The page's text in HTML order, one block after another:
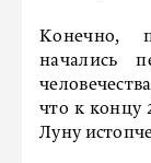
Конечно,
начались
что к концу
Луну